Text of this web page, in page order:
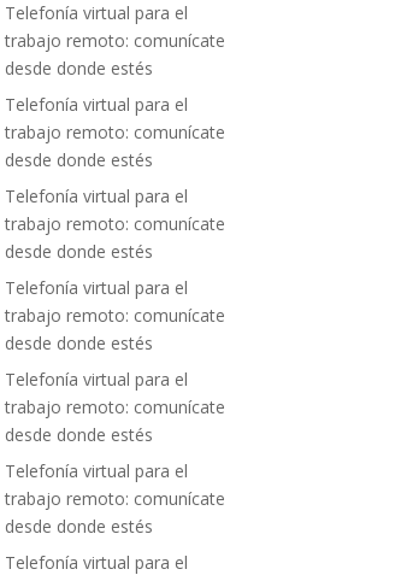
Telefonía virtual para el
trabajo remoto: comunícate
desde donde estés
Telefonía virtual para el
trabajo remoto: comunícate
desde donde estés
Telefonía virtual para el
trabajo remoto: comunícate
desde donde estés
Telefonía virtual para el
trabajo remoto: comunícate
desde donde estés
Telefonía virtual para el
trabajo remoto: comunícate
desde donde estés
Telefonía virtual para el
trabajo remoto: comunícate
desde donde estés
Telefonía virtual para el